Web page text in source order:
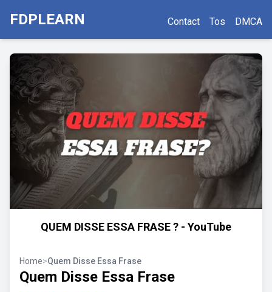
FDPLEARN Contact Tos DMCA
QUEM DISSE ESSA FRASE ? - YouTube
Home>Quem Disse Essa Frase
Quem Disse Essa Frase